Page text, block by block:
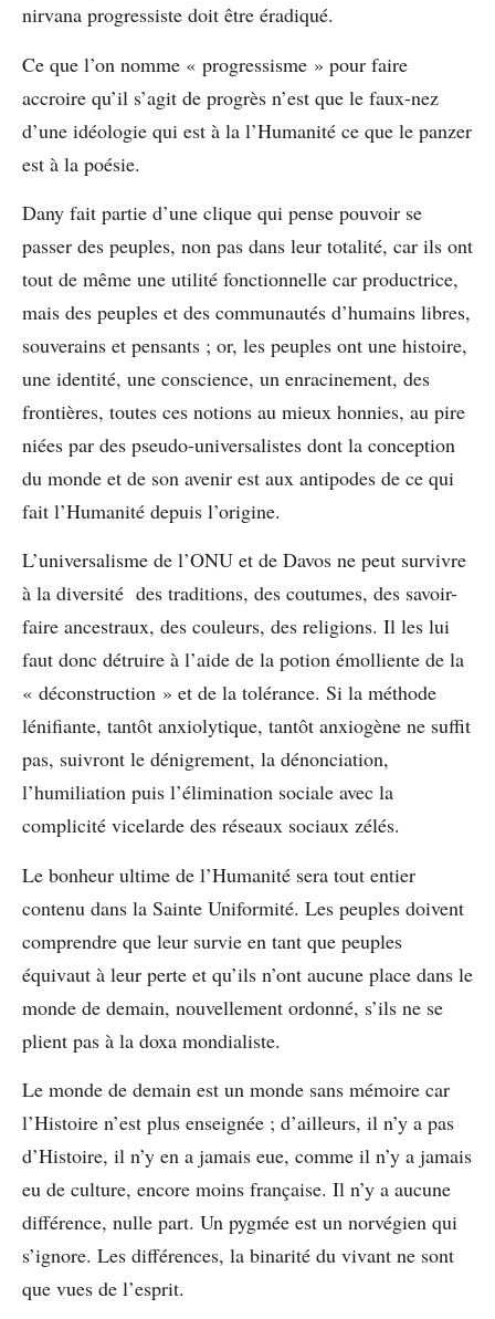
nirvana progressiste doit être éradiqué.
Ce que l’on nomme « progressisme » pour faire
accroire qu’il s’agit de progrès n’est que le faux-nez
d’une idéologie qui est à la l’Humanité ce que le panzer
est à la poésie.
Dany fait partie d’une clique qui pense pouvoir se
passer des peuples, non pas dans leur totalité, car ils ont
tout de même une utilité fonctionnelle car productrice,
mais des peuples et des communautés d’humains libres,
souverains et pensants ; or, les peuples ont une histoire,
une identité, une conscience, un enracinement, des
frontières, toutes ces notions au mieux honnies, au pire
niées par des pseudo-universalistes dont la conception
du monde et de son avenir est aux antipodes de ce qui
fait l’Humanité depuis l’origine.
L’universalisme de l’ONU et de Davos ne peut survivre
à la diversité des traditions, des coutumes, des savoir-
faire ancestraux, des couleurs, des religions. Il les lui
faut donc détruire à l’aide de la potion émolliente de la
« déconstruction » et de la tolérance. Si la méthode
lénifiante, tantôt anxiolytique, tantôt anxiogène ne suffit
pas, suivront le dénigrement, la dénonciation,
l’humiliation puis l’élimination sociale avec la
complicité vicelarde des réseaux sociaux zélés.
Le bonheur ultime de l’Humanité sera tout entier
contenu dans la Sainte Uniformité. Les peuples doivent
comprendre que leur survie en tant que peuples
équivaut à leur perte et qu’ils n’ont aucune place dans le
monde de demain, nouvellement ordonné, s’ils ne se
plient pas à la doxa mondialiste.
Le monde de demain est un monde sans mémoire car
l’Histoire n’est plus enseignée ; d’ailleurs, il n’y a pas
d’Histoire, il n’y en a jamais eue, comme il n’y a jamais
eu de culture, encore moins française. Il n’y a aucune
différence, nulle part. Un pygmée est un norvégien qui
s’ignore. Les différences, la binarité du vivant ne sont
que vues de l’esprit.